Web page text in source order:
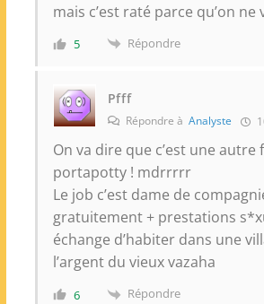
mais c’est raté parce qu’on ne
5 Répondre
Pfff
Répondre à Analyste
On va dire que c’est une autre
portapotty ! mdrrrrr
Le job c’est dame de
gratuitement + prestations
échange d’habiter dans une
l’argent du vieux vazaha
6 Répondre